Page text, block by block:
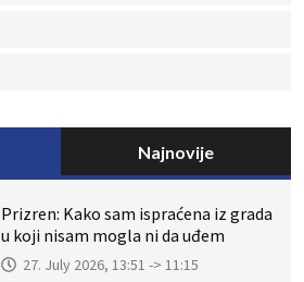
Najnovije
Prizren: Kako sam ispraćena iz grada
u koji nisam mogla ni da uđem
27. July 2026, 13:51 -> 11:15